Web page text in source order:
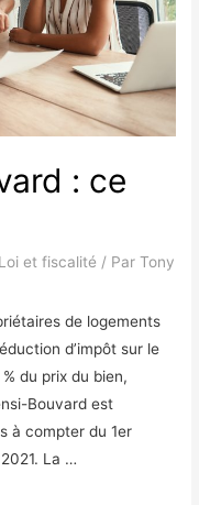
: ce
Loi et fiscalité / ParTony
de logements
d’impôt sur le
du prix du bien,
Bouvard est
à compter du 1er
La …